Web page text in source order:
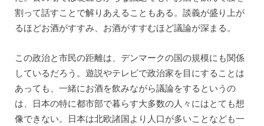
割って話すことで解りあえることもある。談義が盛り上が
るほどお酒がすすみ、お酒がすすむほど議論が深まる。
この政治と市民の距離は、デンマークの国の規模にも関係
しているだろう。遊説やテレビで政治家を目にすることは
あっても、一緒にお酒を飲みながら議論をするというの
は、日本の特に都市部で暮らす大多数の人々にはとても想
像できない。日本は北欧諸国より人口が多いことなども一